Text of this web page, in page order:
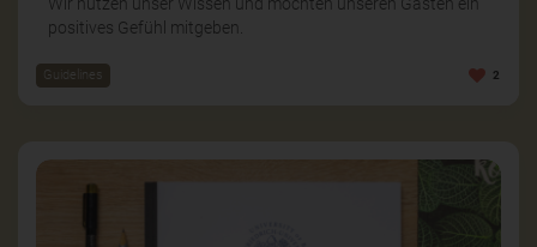
positives Gefühl mitgeben.
Guidelines 2